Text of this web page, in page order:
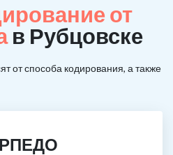
от
в Рубцовске
от способа кодирования, а также